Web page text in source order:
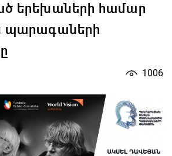
երեխաների համար
պարագաների
1006